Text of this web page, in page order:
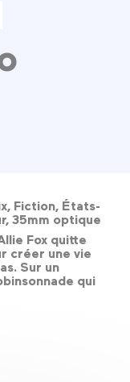
Fiction, États-
35mm optique
Fox quitte
créer une vie
Sur un
qui